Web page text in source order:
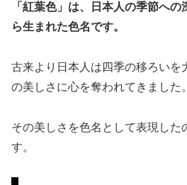
「紅葉色」は、日本人の季節へ
ら生まれた色名です。
古来より日本人は四季の移ろいを
の美しさに心を奪われてきました。
その美しさを色名として表現した
す。